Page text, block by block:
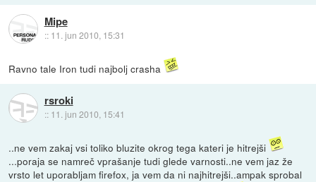
Mipe
:: 11. jun 2010, 15:31
Ravno tale Iron tudi najbolj crasha
rsroki
:: 11. jun 2010, 15:41
..ne vem zakaj vsi toliko bluzite okrog tega kateri je hitrejši
...poraja se namreč vprašanje tudi glede varnosti..ne vem jaz že
vrsto let uporabljam firefox, ja vem da ni najhitrejši..ampak sprobal